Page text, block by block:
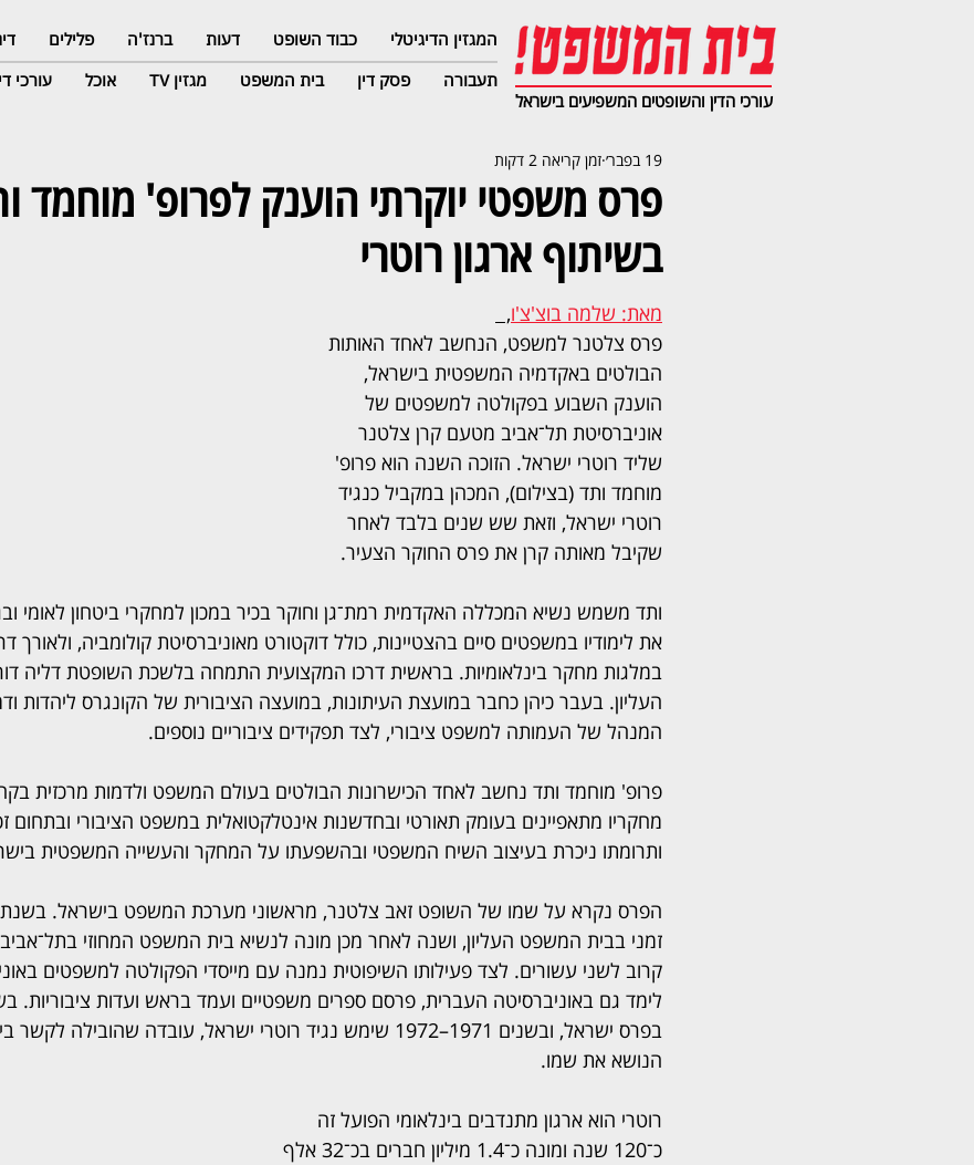
המגזין הדיגיטלי כבוד השופט דעות ברנז'ה פלילים
תעבורה
פסק דין בית המשפט מגזין TV אוכל עורכי
עורכי הדין והשופטים המשפיעים בישראל
פרס משפטי יוקרתי הוענק לפרופ' מוחמד
בשיתוף ארגון רוטרי
19 בפבר׳ זמן קריאה 2 דקות
מאת: שלמה בוצ'צ'ו,
פרס צלטנר למשפט, הנחשב לאחד האותות
הבולטים באקדמיה המשפטית בישראל,
הוענק השבוע בפקולטה למשפטים של
אוניברסיטת תל־אביב מטעם קרן צלטנר
שליד רוטרי ישראל. הזוכה השנה הוא פרופ'
מוחמד ותד (בצילום), המכהן במקביל כנגיד
רוטרי ישראל, וזאת שש שנים בלבד לאחר
שקיבל מאותה קרן את פרס החוקר הצעיר.
ותד משמש נשיא המכללה האקדמית רמת־גן וחוקר בכיר במכון למחקרי ביטחון לאומי
את לימודיו במשפטים סיים בהצטיינות, כולל דוקטורט מאוניברסיטת קולומביה, ולאורך
במלגות מחקר בינלאומיות. בראשית דרכו המקצועית התמחה בלשכת השופטת דליה
העליון. בעבר כיהן כחבר במועצת העיתונות, במועצה הציבורית של הקונגרס ליהדות
המנהל של העמותה למשפט ציבורי, לצד תפקידים ציבוריים נוספים.
פרופ' מוחמד ותד נחשב לאחד הכישרונות הבולטים בעולם המשפט ולדמות מרכזית
מחקריו מתאפיינים בעומק תאורטי ובחדשנות אינטלקטואלית במשפט הציבורי ובתחום
ותרומתו ניכרת בעיצוב השיח המשפטי ובהשפעתו על המחקר והעשייה המשפטית
זמני בבית המשפט העליון, ושנה לאחר מכן מונה לנשיא בית המשפט המחוזי
קרוב לשני עשורים. לצד פעילותו השיפוטית נמנה עם מייסדי הפקולטה למשפטים
בפרס ישראל, ובשנים 1971–1972 שימש נגיד רוטרי ישראל, עובדה
הנושא את שמו.
רוטרי הוא ארגון מתנדבים בינלאומי הפועל זה
כ־120 שנה ומונה כ־1.4 מיליון חברים בכ־32 אלף